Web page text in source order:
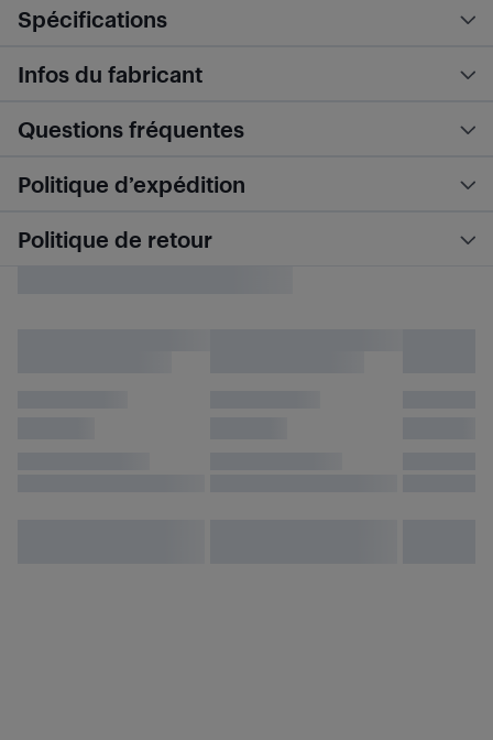
Spécifications
Infos du fabricant
Questions fréquentes
Politique d’expédition
Politique de retour